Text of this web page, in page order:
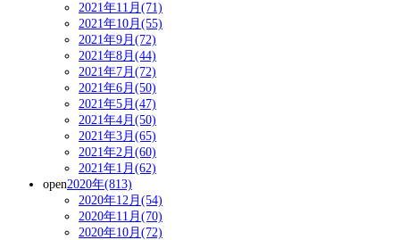
2021年11月(71)
2021年10月(55)
2021年9月(72)
2021年8月(44)
2021年7月(72)
2021年6月(50)
2021年5月(47)
2021年4月(50)
2021年3月(65)
2021年2月(60)
2021年1月(62)
open2020年(813)
2020年12月(54)
2020年11月(70)
2020年10月(72)